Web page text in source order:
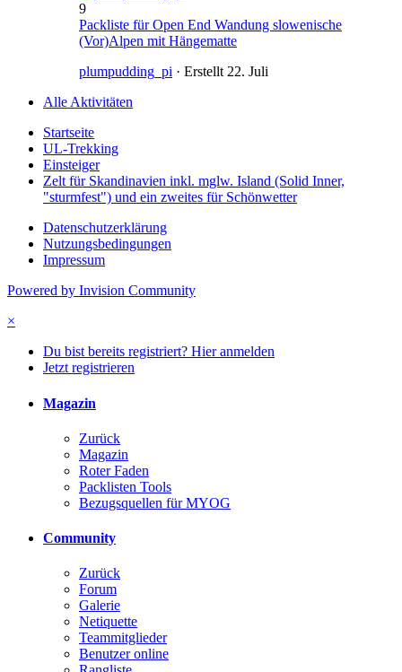
9
Packliste für Open End Wandung slowenische
(Vor)Alpen mit Hängematte
plumpudding_pi · Erstellt 22. Juli
Alle Aktivitäten
Startseite
UL-Trekking
Einsteiger
Zelt für Skandinavien inkl. mglw. Island (Solid Inner,
"sturmfest") und ein zweites für Schönwetter
Datenschutzerklärung
Nutzungsbedingungen
Impressum
Powered by Invision Community
×
Du bist bereits registriert? Hier anmelden
Jetzt registrieren
Magazin
Zurück
Magazin
Roter Faden
Packlisten Tools
Bezugsquellen für MYOG
Community
Zurück
Forum
Galerie
Netiquette
Teammitglieder
Benutzer online